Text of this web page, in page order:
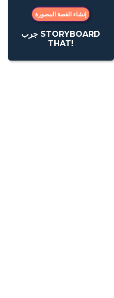
إنشاء القصة المصورة
جرب STORYBOARD
THAT!